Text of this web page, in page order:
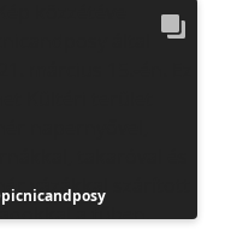
Bejegyzés
közzétevője
picnicandposy